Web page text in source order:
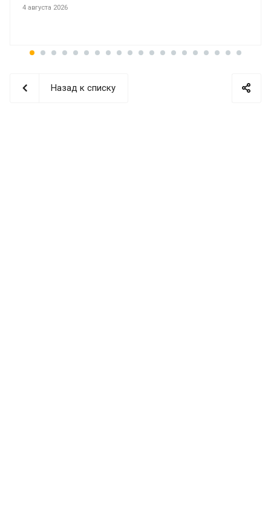
4 августа 2026
Назад к списку